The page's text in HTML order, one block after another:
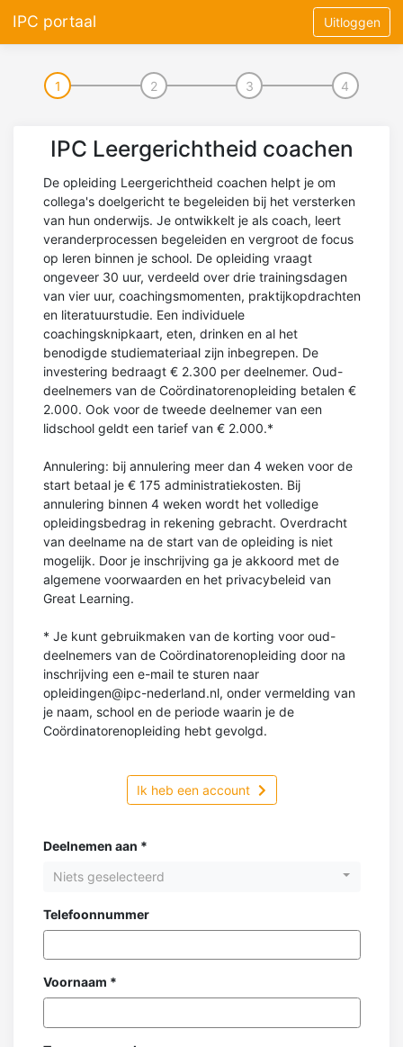
IPC portaal Uitloggen
1 2 3 4
IPC Leergerichtheid coachen
De opleiding Leergerichtheid coachen helpt je om
collega's doelgericht te begeleiden bij het versterken
van hun onderwijs. Je ontwikkelt je als coach, leert
veranderprocessen begeleiden en vergroot de focus
op leren binnen je school. De opleiding vraagt
ongeveer 30 uur, verdeeld over drie trainingsdagen
van vier uur, coachingsmomenten, praktijkopdrachten
en literatuurstudie. Een individuele
coachingsknipkaart, eten, drinken en al het
benodigde studiemateriaal zijn inbegrepen. De
investering bedraagt € 2.300 per deelnemer. Oud-
deelnemers van de Coördinatorenopleiding betalen €
2.000. Ook voor de tweede deelnemer van een
lidschool geldt een tarief van € 2.000.*
Annulering: bij annulering meer dan 4 weken voor de
start betaal je € 175 administratiekosten. Bij
annulering binnen 4 weken wordt het volledige
opleidingsbedrag in rekening gebracht. Overdracht
van deelname na de start van de opleiding is niet
mogelijk. Door je inschrijving ga je akkoord met de
algemene voorwaarden en het privacybeleid van
Great Learning.
* Je kunt gebruikmaken van de korting voor oud-
deelnemers van de Coördinatorenopleiding door na
inschrijving een e-mail te sturen naar
opleidingen@ipc-nederland.nl, onder vermelding van
je naam, school en de periode waarin je de
Coördinatorenopleiding hebt gevolgd.
Ik heb een account
Deelnemen aan *
Niets geselecteerd
Telefoonnummer
Voornaam *